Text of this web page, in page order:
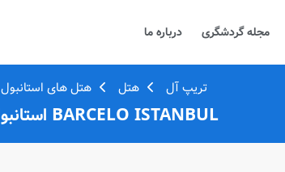
مجله گردشگری درباره ما
تریپ آل هتل هتل های استانبول
BARCELO ISTANBUL استانبول